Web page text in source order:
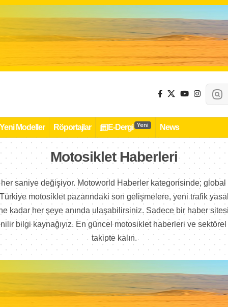
Yeni Modeller Röportajlar E-Dergi Yeni News
Motosiklet Haberleri
saniye değişiyor. Motoworld Haberler kategorisinde; global
motosiklet pazarındaki son gelişmelere, yeni trafik
kadar her şeye anında ulaşabilirsiniz. Sadece bir haber
bilgi kaynağıyız. En güncel motosiklet haberleri ve
takipte kalın.